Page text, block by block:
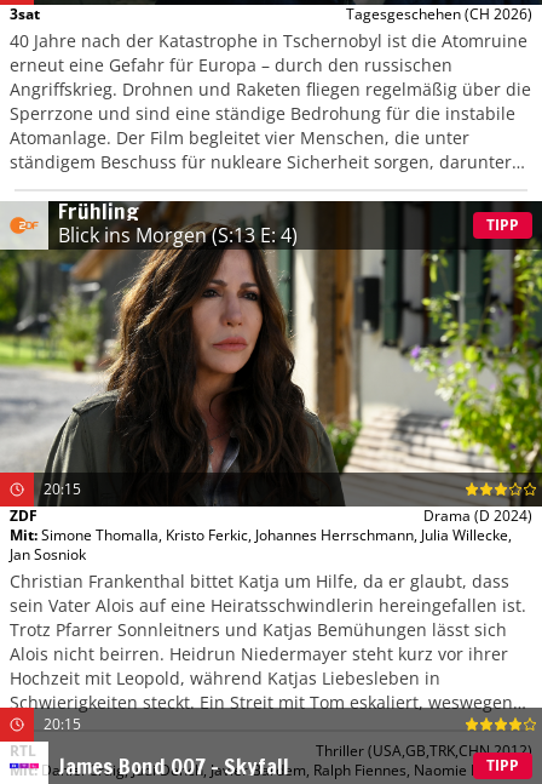
3sat
Tagesgeschehen(CH 2026)
40 Jahre nach der Katastrophe in Tschernobyl ist die Atomruine
erneut eine Gefahr für Europa – durch den russischen
Angriffskrieg. Drohnen und Raketen fliegen regelmäßig über die
Sperrzone und sind eine ständige Bedrohung für die instabile
Atomanlage. Der Film begleitet vier Menschen, die unter
ständigem Beschuss für nukleare Sicherheit sorgen, darunter
Serhi Tarakanow, der Direktor der Anlage.
Frühling
Blick ins Morgen(S:13 E: 4) TIPP
20:15
ZDF
Drama (D 2024)
Mit:Simone Thomalla, Kristo Ferkic, Johannes Herrschmann, Julia Willecke,
Jan Sosniok
Christian Frankenthal bittet Katja um Hilfe, da er glaubt, dass
sein Vater Alois auf eine Heiratsschwindlerin hereingefallen ist.
Trotz Pfarrer Sonnleitners und Katjas Bemühungen lässt sich
Alois nicht beirren. Heidrun Niedermayer steht kurz vor ihrer
Hochzeit mit Leopold, während Katjas Liebesleben in
Schwierigkeiten steckt. Ein Streit mit Tom eskaliert, weswegen
Katja mitten in der Nacht nach Hause fährt.
James Bond 007 – Skyfall TIPP
20:15
RTL
Thriller(USA,GB,TRK,CHN 2012)
Mit:Daniel Craig,Judi Dench, Javier Bardem, Ralph Fiennes, Naomie Harris